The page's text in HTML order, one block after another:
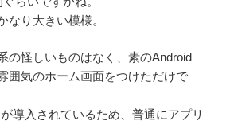
なり大きい模様。
の怪しいものはなく、素のAndroid
囲気のホーム画面をつけただけで
導入されているため、普通にアプリ